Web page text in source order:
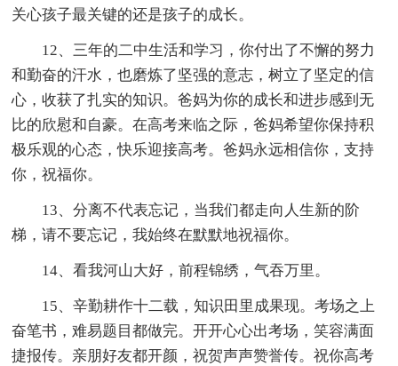
关心孩子最关键的还是孩子的成长。
12、三年的二中生活和学习，你付出了不懈的努力
和勤奋的汗水，也磨炼了坚强的意志，树立了坚定的信
心，收获了扎实的知识。爸妈为你的成长和进步感到无
比的欣慰和自豪。在高考来临之际，爸妈希望你保持积
极乐观的心态，快乐迎接高考。爸妈永远相信你，支持
你，祝福你。
13、分离不代表忘记，当我们都走向人生新的阶
梯，请不要忘记，我始终在默默地祝福你。
14、看我河山大好，前程锦绣，气吞万里。
15、辛勤耕作十二载，知识田里成果现。考场之上
奋笔书，难易题目都做完。开开心心出考场，笑容满面
捷报传。亲朋好友都开颜，祝贺声声赞誉传。祝你高考